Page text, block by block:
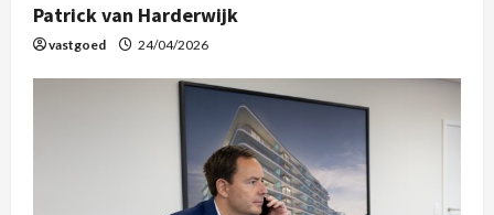
Patrick van Harderwijk
vastgoed 24/04/2026